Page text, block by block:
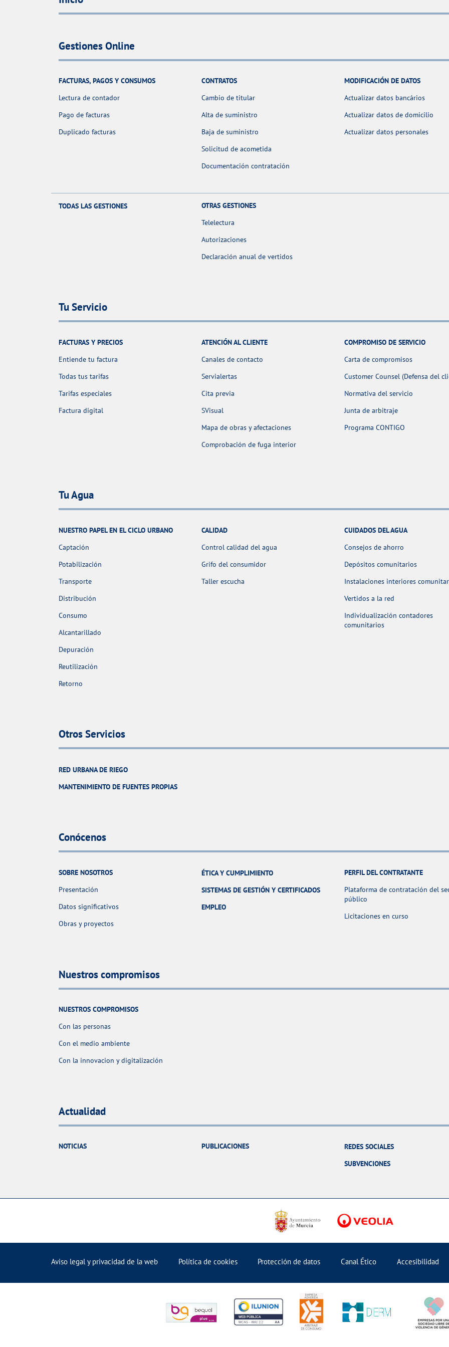
Gestiones Online
FACTURAS, PAGOS Y CONSUMOS
Lectura de contador
Pago de facturas
Duplicado facturas
CONTRATOS
Cambio de titular
Alta de suministro
Baja de suministro
Solicitud de acometida
Documentación contratación
MODIFICACIÓN DE DATOS
Actualizar datos bancários
Actualizar datos de domicilio
Actualizar datos personales
TODAS LAS GESTIONES
OTRAS GESTIONES
Telelectura
Autorizaciones
Declaración anual de vertidos
Tu Servicio
FACTURAS Y PRECIOS
Entiende tu factura
Todas tus tarifas
Tarifas especiales
Factura digital
ATENCIÓN AL CLIENTE
Canales de contacto
Servialertas
Cita previa
SVisual
Mapa de obras y afectaciones
Comprobación de fuga interior
COMPROMISO DE SERVICIO
Carta de compromisos
Customer Counsel (Defensa del
Normativa del servicio
Junta de arbitraje
Programa CONTIGO
Tu Agua
NUESTRO PAPEL EN EL CICLO URBANO
Captación
Potabilización
Transporte
Distribución
Consumo
Alcantarillado
Depuración
Reutilización
Retorno
CALIDAD
Control calidad del agua
Grifo del consumidor
Taller escucha
CUIDADOS DEL AGUA
Consejos de ahorro
Depósitos comunitarios
Instalaciones interiores
Vertidos a la red
Individualización contadores
comunitarios
Otros Servicios
RED URBANA DE RIEGO
MANTENIMIENTO DE FUENTES PROPIAS
Conócenos
SOBRE NOSOTROS
Presentación
Datos significativos
Obras y proyectos
ÉTICA Y CUMPLIMIENTO
SISTEMAS DE GESTIÓN Y CERTIFICADOS
EMPLEO
PERFIL DEL CONTRATANTE
Plataforma de contratación del
público
Licitaciones en curso
Nuestros compromisos
NUESTROS COMPROMISOS
Con las personas
Con el medio ambiente
Con la innovacion y digitalización
Actualidad
NOTICIAS PUBLICACIONES
REDES SOCIALES
SUBVENCIONES
Aviso legal y privacidad de la web Política de cookies Protección de datos Canal Ético Accesibilidad